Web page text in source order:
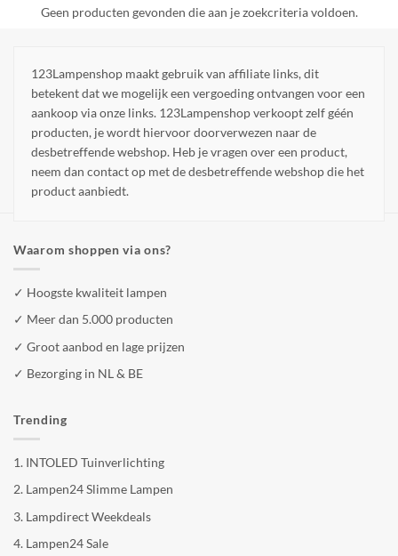
Geen producten gevonden die aan je zoekcriteria voldoen.
123Lampenshop maakt gebruik van affiliate links, dit
betekent dat we mogelijk een vergoeding ontvangen voor een
aankoop via onze links. 123Lampenshop verkoopt zelf géén
producten, je wordt hiervoor doorverwezen naar de
desbetreffende webshop. Heb je vragen over een product,
neem dan contact op met de desbetreffende webshop die het
product aanbiedt.
Waarom shoppen via ons?
✓ Hoogste kwaliteit lampen
✓ Meer dan 5.000 producten
✓ Groot aanbod en lage prijzen
✓ Bezorging in NL & BE
Trending
1. INTOLED Tuinverlichting
2. Lampen24 Slimme Lampen
3. Lampdirect Weekdeals
4. Lampen24 Sale